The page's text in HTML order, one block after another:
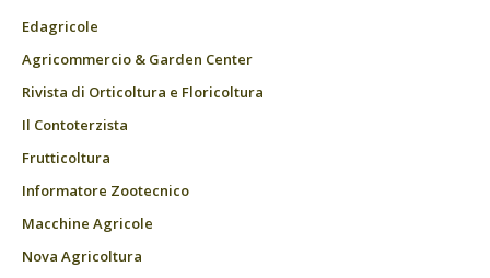
Edagricole
Agricommercio & Garden Center
Rivista di Orticoltura e Floricoltura
Il Contoterzista
Frutticoltura
Informatore Zootecnico
Macchine Agricole
Nova Agricoltura